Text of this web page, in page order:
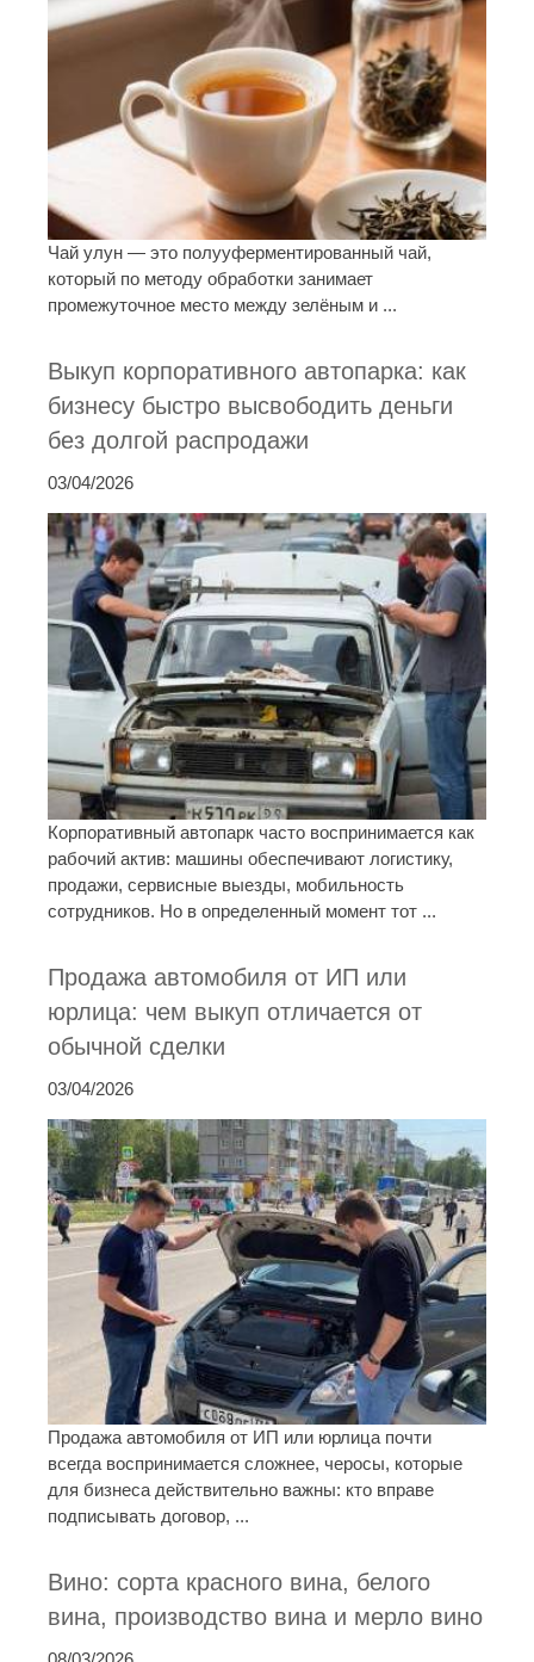
Чай улун — это полууферментированный чай,
который по методу обработки занимает
промежуточное место между зелёным и ...
Выкуп корпоративного автопарка: как
бизнесу быстро высвободить деньги
без долгой распродажи
03/04/2026
Корпоративный автопарк часто воспринимается как
рабочий актив: машины обеспечивают логистику,
продажи, сервисные выезды, мобильность
сотрудников. Но в определенный момент тот ...
Продажа автомобиля от ИП или
юрлица: чем выкуп отличается от
обычной сделки
03/04/2026
Продажа автомобиля от ИП или юрлица почти
всегда воспринимается сложнее, черосы, которые
для бизнеса действительно важны: кто вправе
подписывать договор, ...
Вино: сорта красного вина, белого
вина, производство вина и мерло вино